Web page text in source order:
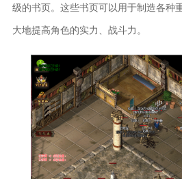
级的书页。这些书页可以用于制造各种
大地提高角色的实力、战斗力。